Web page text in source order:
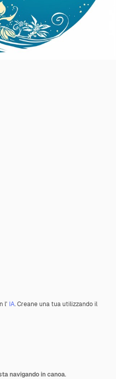
l' IA. Creane una tua utilizzando il
navigando in canoa.